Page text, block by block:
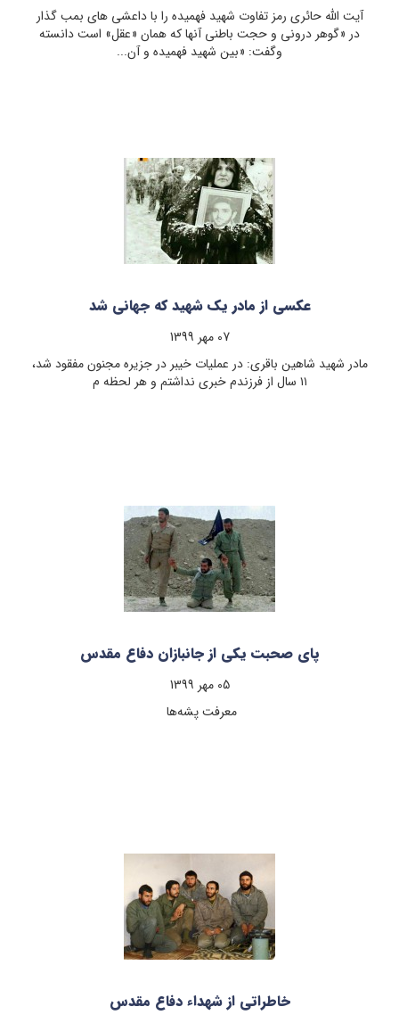
آیت الله حائری رمز تفاوت شهید فهمیده را با داعشی های بمب گذار
در «گوهر درونی و حجت باطنی آنها که همان «عقل» است دانسته
وگفت: «بین شهید فهمیده و آن...
عکسی از مادر یک شهید که جهانی شد
07 مهر 1399
مادر شهید شاهین باقری: در عملیات خیبر در جزیره مجنون مفقود شد،
۱۱ سال از فرزندم خبری نداشتم و هر لحظه م
پای صحبت یکی از جانبازان دفاع مقدس
05 مهر 1399
معرفت پشه‌ها
خاطراتی از شهداء دفاع مقدس